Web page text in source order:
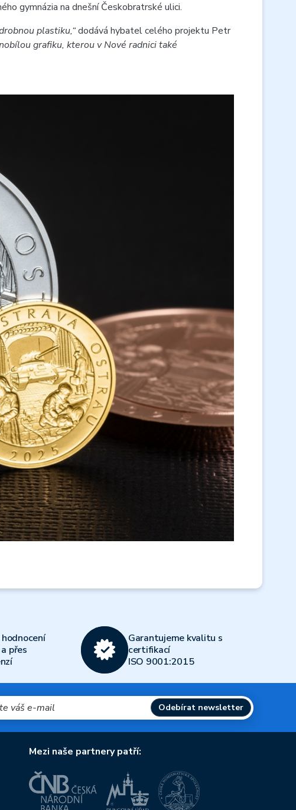
gymnázia na dnešní Českobratrské ulici.
plastiku,“dodává hybatel celého projektu Petr
grafiku, kterou v Nové radnici také
přes
Garantujeme kvalitu s
certifikací
ISO 9001:2015
Odebírat newsletter
Mezi naše partnery patří: